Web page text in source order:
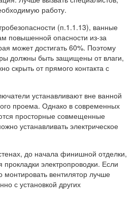
работу.
(п.1.1.13), ванные
повышенной опасности из-за
может достигать 60%. Поэтому
должны быть защищены от влаги,
скрыть от прямого контакта с
устанавливают вне ванной
проема. Однако в современных
просторные совмещенные
устанавливать электрическое
до начала финишной отделки,
электропроводки. Если
монтировать вентилятор лучше
с установкой других